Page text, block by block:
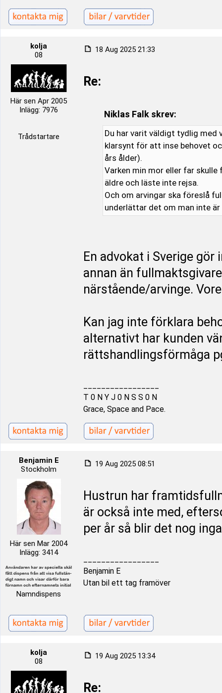
kolja
08
Här sen Apr 2005
Inlägg: 7976
Trådstartare
18 Aug 2025 21:33
Re:
Niklas Falk skrev:
Du har varit väldigt tydlig med
klarsynt för att inse behovet
års ålder).
Varken min mor eller far
äldre och läste inte rejsa.
Och om arvingar ska föreslå
underlättar det om man inte är
En advokat i Sverige
annan än
närstående/arvinge.
Kan jag inte förklara
alternativt har kunden
rättshandlingsförmåga
T 0 N Y J 0 N S S 0 N
Grace, Space and Pace.
Benjamin E
Stockholm
Här sen Mar 2004
Inlägg: 3414
Namndispens
19 Aug 2025 08:51
Hustrun har
är också inte med,
per år så blir det nog
Benjamin E
Utan bil ett tag framöver
kolja
08
19 Aug 2025 13:34
Re: